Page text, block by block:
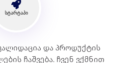
სტარტაპი
და პროდუქტის
ჩაშვება. ჩვენ ვქმნით